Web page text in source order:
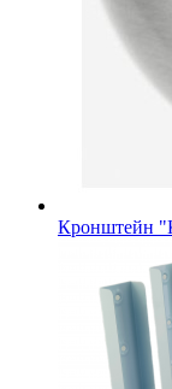
Кронштейн